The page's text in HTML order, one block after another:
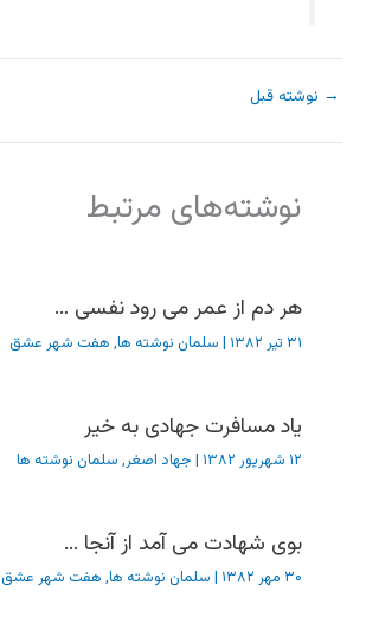
→ نوشته قبل
نوشته‌های مرتبط
هر دم از عمر می رود نفسی …
۳۱ تیر ۱۳۸۲ | سلمان نوشته ها, هفت شهر عشق
یاد مسافرت جهادی به خیر
۱۲ شهریور ۱۳۸۲ | جهاد اصغر, سلمان نوشته ها
بوی شهادت می آمد از آنجا …
۳۰ مهر ۱۳۸۲ | سلمان نوشته ها, هفت شهر عشق